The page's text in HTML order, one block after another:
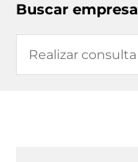
Buscar empresa